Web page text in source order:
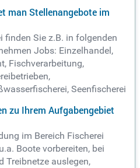
man Stellenangebote im
finden Sie z.B. in folgenden
Jobs: Einzelhandel,
Fischverarbeitung,
Seenfischerei
zu Ihrem Aufgabengebiet
im Bereich Fischerei
Boote vorbereiten, bei
Treibnetze auslegen,